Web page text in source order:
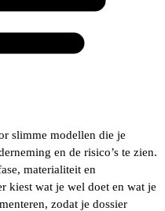
slimme modellen die je
en de risico’s te zien.
materialiteit en
kiest wat je wel doet en wat je
zodat je dossier